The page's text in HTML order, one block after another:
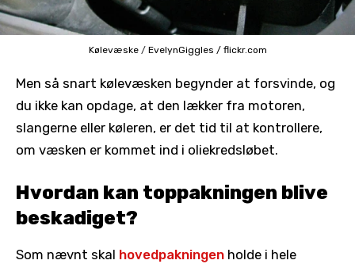
Kølevæske / EvelynGiggles / flickr.com
Men så snart kølevæsken begynder at forsvinde, og
du ikke kan opdage, at den lækker fra motoren,
slangerne eller køleren, er det tid til at kontrollere,
om væsken er kommet ind i oliekredsløbet.
Hvordan kan toppakningen blive
beskadiget?
Som nævnt skal hovedpakningen holde i hele